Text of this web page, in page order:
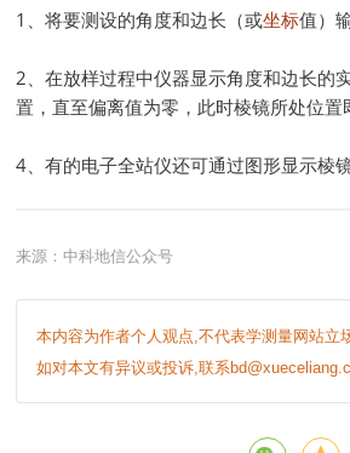
1、将要测设的角度和边长（或坐标值）
2、在放样过程中仪器显示角度和边长的
置，直至偏离值为零，此时棱镜所处位
4、有的电子全站仪还可通过图形显示棱
来源：中科地信公众号
本内容为作者个人观点,不代表学测量网站立
如对本文有异议或投诉,联系